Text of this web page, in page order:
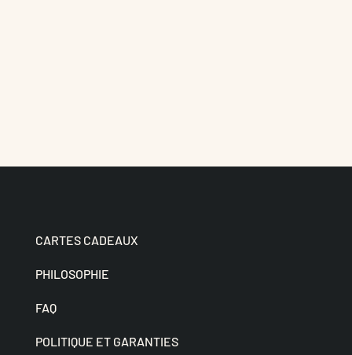
CARTES CADEAUX
PHILOSOPHIE
FAQ
POLITIQUE ET GARANTIES